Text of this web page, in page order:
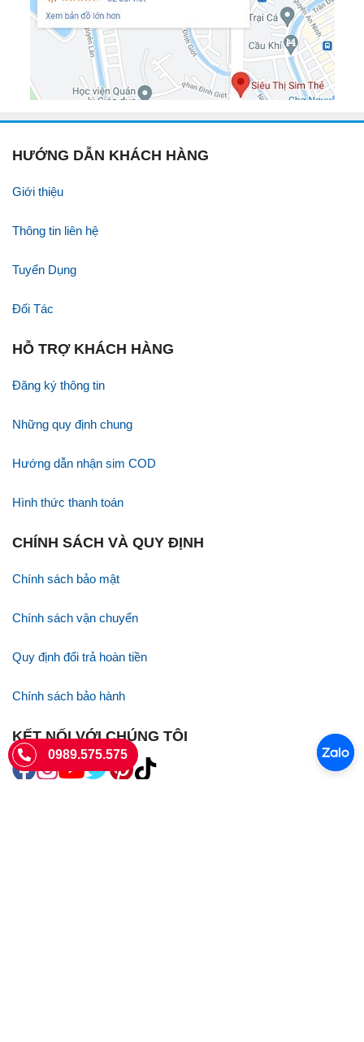
HƯỚNG DẪN KHÁCH HÀNG
Giới thiệu
Thông tin liên hệ
Tuyển Dụng
Đối Tác
HỖ TRỢ KHÁCH HÀNG
Đăng ký thông tin
Những quy định chung
Hướng dẫn nhận sim COD
Hình thức thanh toán
CHÍNH SÁCH VÀ QUY ĐỊNH
Chính sách bảo mật
Chính sách vận chuyển
Quy định đổi trả hoàn tiền
Chính sách bảo hành
KẾT NỐI VỚI CHÚNG TÔI
0989.575.575